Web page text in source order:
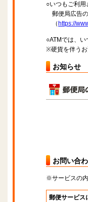
○いつもご利
郵便局広告
（ https://
○ATMでは、
※硬貨を伴うお
お知らせ
お問い合
※サービスの
郵便サービス